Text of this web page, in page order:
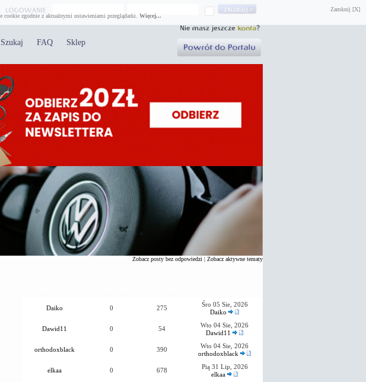
Zamknij [X]
cookie zgodnie z aktualnymi ustawieniami przeglądarki. Więcej...
Szukaj FAQ Sklep
Zobacz posty bez odpowiedzi | Zobacz aktywne tematy
Daiko 0 275
Śro 05 Sie, 2026
Daiko
Dawid11 0 54
Wto 04 Sie, 2026
Dawid11
orthodoxblack 0 390
Wto 04 Sie, 2026
orthodoxblack
elkaa 0 678
Pią 31 Lip, 2026
elkaa